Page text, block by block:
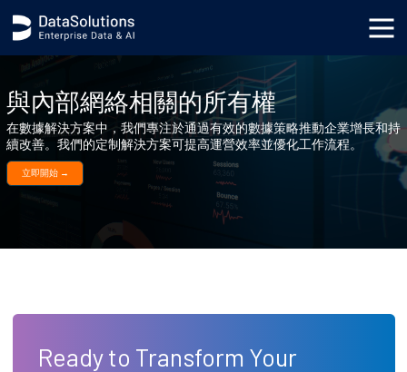
url('https://s3.datasolutions.com/ellipse.png'); background-position: bottom -90vh right -50vw;
background-repeat: no-repeat; background-size: cover; }
與內部網絡相關的所有權
在數據解決方案中，我們專注於通過有效的數據策略推動企業增長和持
續改善。我們的定制解決方案可提高運營效率並優化工作流程。
立即開始 →
Ready to Transform Your